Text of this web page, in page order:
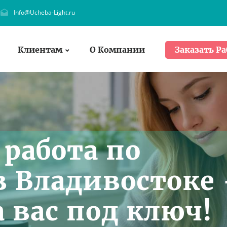
Info@Ucheba-Light.ru
Клиентам О Компании Заказать
по
Владивостоке
под ключ!